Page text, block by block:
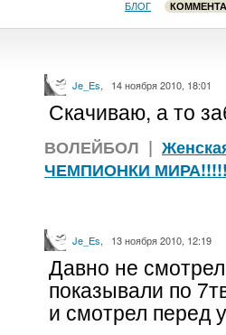
БЛОГ
Je_Es, 14 ноября 2010, 18:01
Скачиваю, а то
ВОЛЕЙБОЛ |
ЧЕМПИОНКИ
Je_Es, 13 ноября 2010, 12:19
Давно не
показывали по
и смотрел перед